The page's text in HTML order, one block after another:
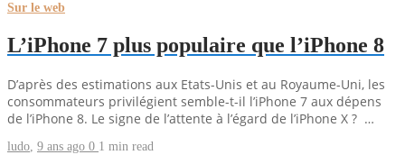
Sur le web
L’iPhone 7 plus populaire que l’iPhone 8
D’après des estimations aux Etats-Unis et au Royaume-Uni, les
consommateurs privilégient semble-t-il l’iPhone 7 aux dépens
de l’iPhone 8. Le signe de l’attente à l’égard de l’iPhone X ? …
ludo 9 ans ago 0 1 min read